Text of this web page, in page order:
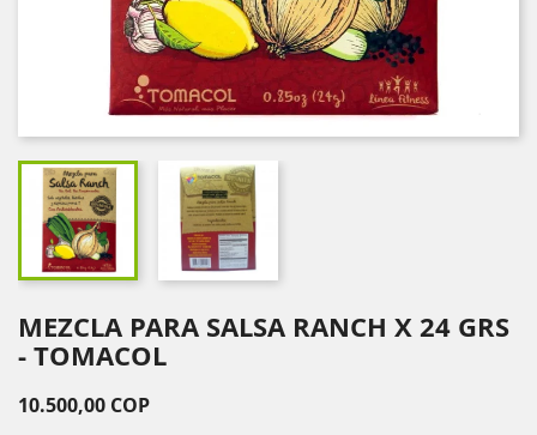
MEZCLA PARA SALSA RANCH X 24 GRS
- TOMACOL
10.500,00 COP